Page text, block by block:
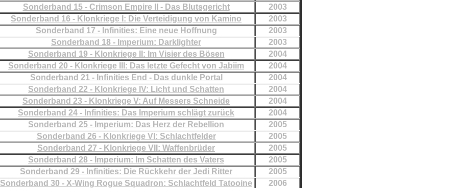
Sonderband 15 - Crimson Empire II - Das Blutsgericht
2003
Sonderband 16 - Klonkriege I: Die Verteidigung von Kamino
2003
Sonderband 17 - Infinities: Eine neue Hoffnung
2003
Sonderband 18 - Imperium: Darklighter
2003
Sonderband 19 - Klonkriege II: Im Visier des Bösen
2004
Sonderband 20 - Klonkriege III: Das letzte Gefecht von Jabiim
2004
Sonderband 21 - Infinities End - Das dunkle Portal
2004
Sonderband 22 - Klonkriege IV: Licht und Schatten
2004
Sonderband 23 - Klonkriege V: Auf Messers Schneide
2004
Sonderband 24 - Infinities: Das Imperium schlägt zurück
2004
Sonderband 25 - Imperium: Das Herz der Rebellion
2005
Sonderband 26 - Klonkriege VI: Schlachtfelder
2005
Sonderband 27 - Klonkriege VII: Waffenbrüder
2005
Sonderband 28 - Imperium: Im Schatten des Vaters
2005
Sonderband 29 - Infinities: Die Rückkehr der Jedi Ritter
2005
Sonderband 30 - X-Wing Rogue Squadron: Schlachtfeld Tatooine
2006